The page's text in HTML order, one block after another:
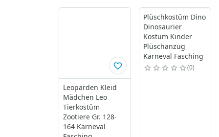
Leoparden Kleid
Mädchen Leo
Tierkostüm
Zootiere Gr. 128-
164 Karneval
Plüschkostüm Dino
Dinosaurier
Kostüm Kinder
Plüschanzug
Karneval Fasching
0